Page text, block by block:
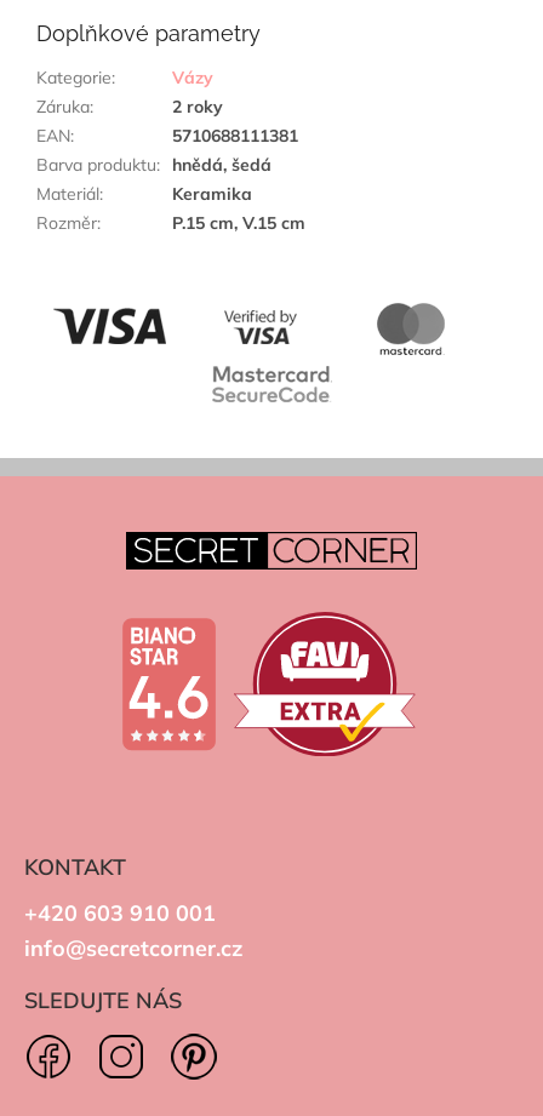
Doplňkové parametry
Kategorie:
Vázy
Záruka:
2 roky
EAN:
5710688111381
Barva produktu:
hnědá, šedá
Materiál:
Keramika
Rozměr: P.15 cm, V.15 cm
KONTAKT
+420 603 910 001
info@secretcorner.cz
SLEDUJTE NÁS